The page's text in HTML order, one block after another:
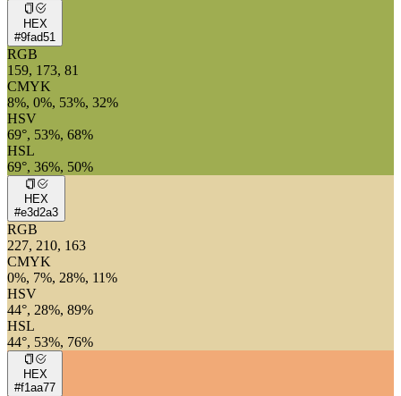
HEX
#9fad51
RGB
159, 173, 81
CMYK
8%, 0%, 53%, 32%
HSV
69°, 53%, 68%
HSL
69°, 36%, 50%
HEX
#e3d2a3
RGB
227, 210, 163
CMYK
0%, 7%, 28%, 11%
HSV
44°, 28%, 89%
HSL
44°, 53%, 76%
HEX
#f1aa77